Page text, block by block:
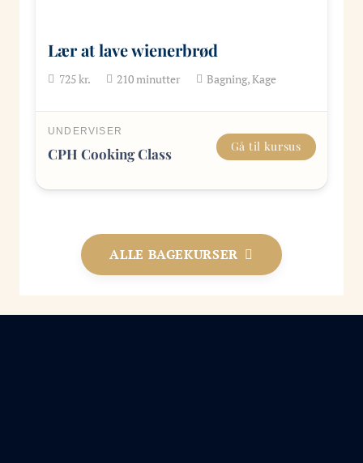
Lær at lave wienerbrød
725kr. 210minutter Bagning, Kage
UNDERVISER
CPH Cooking Class Gå til kursus
ALLE BAGEKURSER